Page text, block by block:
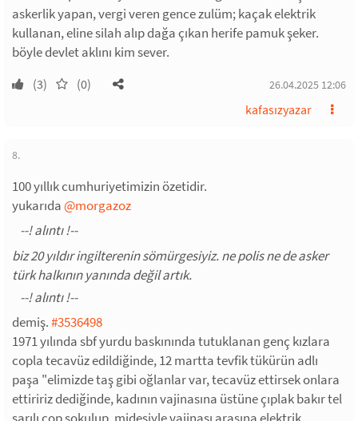
askerlik yapan, vergi veren gence zulüm; kaçak elektrik
kullanan, eline silah alıp dağa çıkan herife pamuk şeker.
böyle devlet aklını kim sever.
(3) (0) 26.04.2025 12:06
kafasızyazar
8.
100 yıllık cumhuriyetimizin özetidir.
yukarıda@morgazoz
biz 20 yıldır ingilterenin sömürgesiyiz. ne polis ne de asker
türk halkının yanında değil artık.
demiş.#3536498
1971 yılında sbf yurdu baskınında tutuklanan genç kızlara
copla tecavüz edildiğinde, 12 martta tevfik tükürün adlı
paşa "elimizde taş gibi oğlanlar var, tecavüz ettirsek onlara
ettiririz dediğinde, kadının vajinasına üstüne çıplak bakır tel